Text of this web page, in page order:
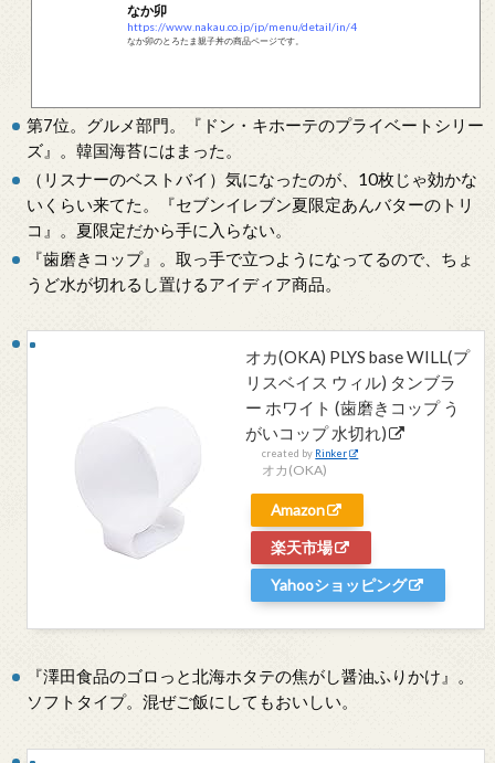
なか卯
https://www.nakau.co.jp/jp/menu/detail/in/4
なか卯のとろたま親子丼の商品ページです。
第7位。グルメ部門。『ドン・キホーテのプライベートシリー
ズ』。韓国海苔にはまった。
（リスナーのベストバイ）気になったのが、10枚じゃ効かな
いくらい来てた。『セブンイレブン夏限定あんバターのトリ
コ』。夏限定だから手に入らない。
『歯磨きコップ』。取っ手で立つようになってるので、ちょ
うど水が切れるし置けるアイディア商品。
オカ(OKA) PLYS base WILL(プ
リスベイス ウィル) タンブラ
ー ホワイト (歯磨きコップ う
がいコップ 水切れ)
created by Rinker
オカ(OKA)
Amazon
楽天市場
Yahooショッピング
『澤田食品のゴロっと北海ホタテの焦がし醤油ふりかけ』。
ソフトタイプ。混ぜご飯にしてもおいしい。